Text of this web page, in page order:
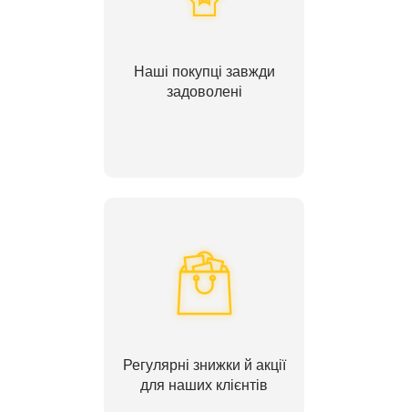
Наші покупці завжди
задоволені
Регулярні знижки й акції
для наших клієнтів